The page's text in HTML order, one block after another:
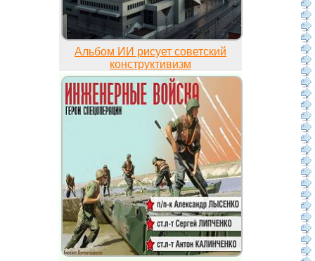
Альбом ИИ рисует советский
конструктивизм